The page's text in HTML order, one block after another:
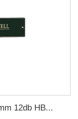
12db HB...